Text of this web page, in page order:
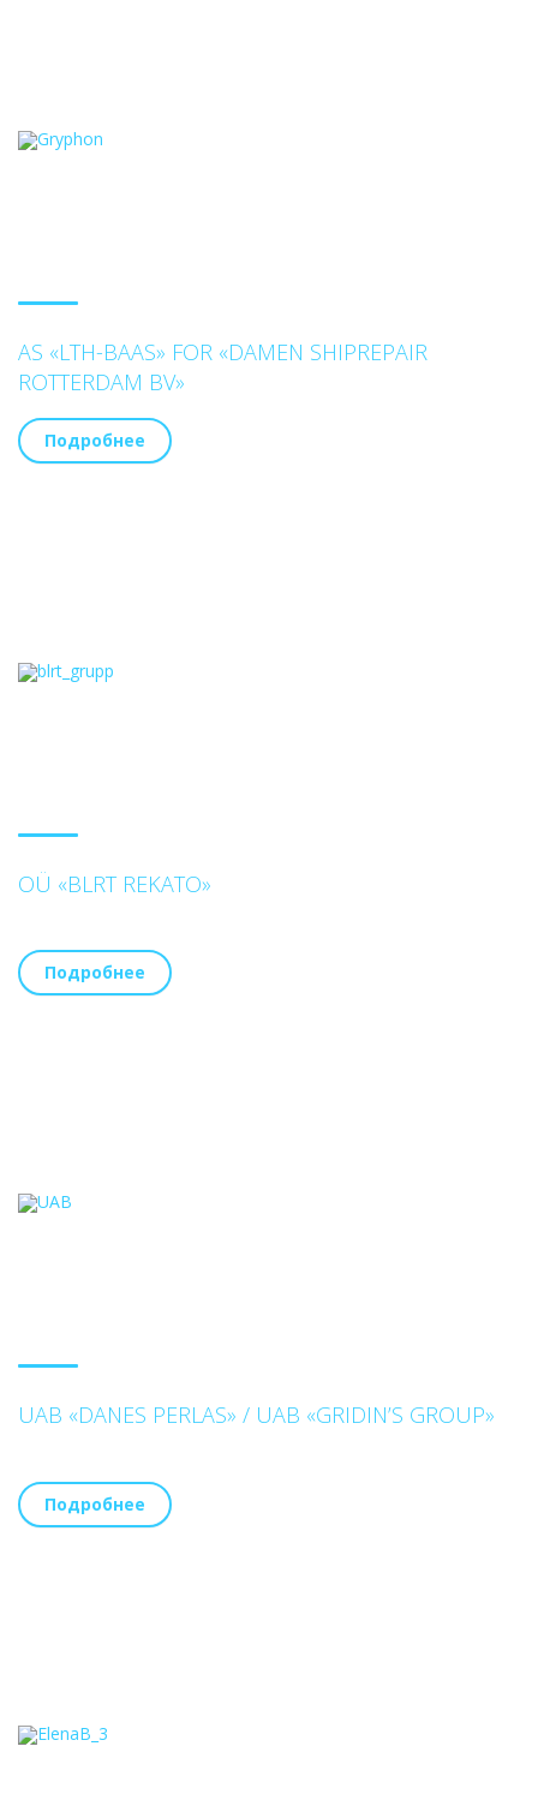
AS «LTH-BAAS» FOR «DAMEN SHIPREPAIR
ROTTERDAM BV»
Подробнее
OÜ «BLRT REKATO»
Подробнее
UAB «DANES PERLAS» / UAB «GRIDIN’S GROUP»
Подробнее